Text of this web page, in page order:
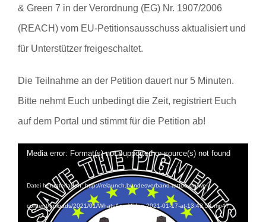
& Green 7 in der Verordnung (EG) Nr. 1907/2006
(REACH) vom EU-Petitionsausschuss aktualisiert und
für Unterstützer freigeschaltet.
Die Teilnahme an der Petition dauert nur 5 Minuten.
Bitte nehmt Euch unbedingt die Zeit, registriert Euch
auf dem Portal und stimmt für die Petition ab!
Video-
Media error: Format(s) not supported or source(s) not found
Datei herunterladen: http://relaunch.bundesverband-tattoo.de/wp-
content/uploads/2021/01/WhatsApp-Video-2021-01-17-at-13.48.54.mp4?